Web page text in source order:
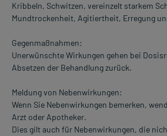
Kribbeln, Schwitzen, vereinzelt starkem
Mundtrockenheit, Agitiertheit, Erregung
Gegenmaßnahmen:
Unerwünschte Wirkungen gehen bei
Absetzen der Behandlung zurück.
Meldung von Nebenwirkungen:
Wenn Sie Nebenwirkungen bemerken,
Arzt oder Apotheker.
Dies gilt auch für Nebenwirkungen, die